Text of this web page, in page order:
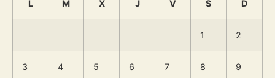
L M X J V S D
1 2
3 4 5 6 7 8 9